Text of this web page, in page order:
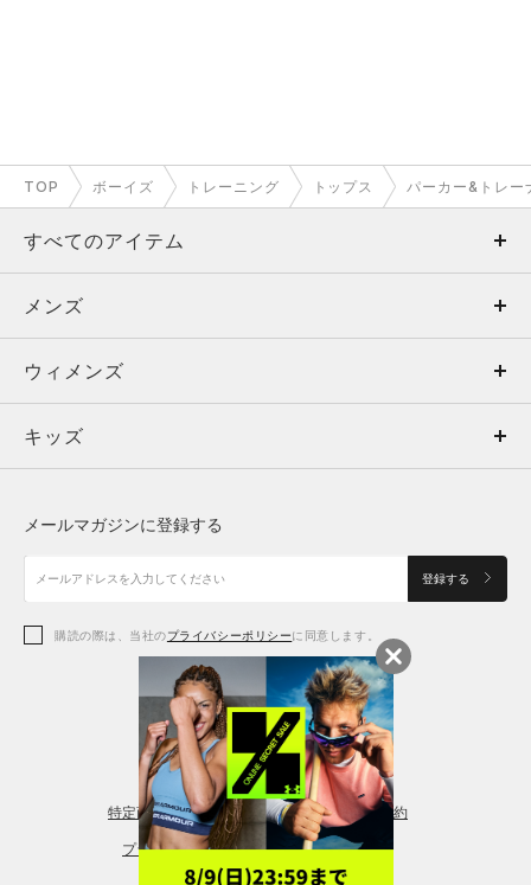
TOP ボーイズ トレーニング トップス パーカー&トレー
すべてのアイテム
メンズ
ウィメンズ
キッズ
アクセサリー
メンズ
トップス
ボトムス
アクセサリー
ウィメンズ
トップス
シューズ
アクセサリー
レギンス＆タイツ
キッズ
シューズ
メールマガジンに登録する
登録する
購読の際は、当社のプライバシーポリシーに同意します。
特定商取引法に基づく通販の表記 会員規約
プライバシーポリシー